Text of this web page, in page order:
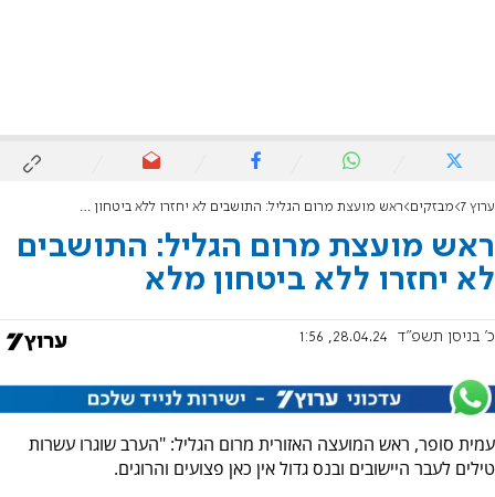
ערוץ 7 מבזקים ראש מועצת מרום הגליל: התושבים לא יחזרו ללא ביטחון מלא
ראש מועצת מרום הגליל: התושבים
לא יחזרו ללא ביטחון מלא
כ' בניסן תשפ"ד 28.04.24, 1:56
עמית סופר, ראש המועצה האזורית מרום הגליל: "הערב שוגרו עשרות
טילים לעבר היישובים ובנס גדול אין כאן פצועים והרוגים.